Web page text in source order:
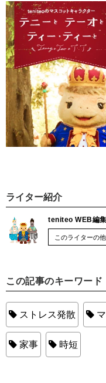
ライター紹介
teniteo WEB編
このライターの
この記事のキーワード
ストレス発散
家事 時短